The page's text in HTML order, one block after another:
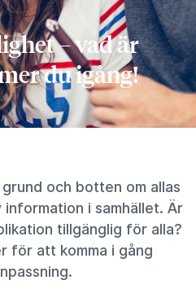
– vad är
du igång!
och botten om allas
i samhället. Är
tillgänglig för alla?
för att komma i gång